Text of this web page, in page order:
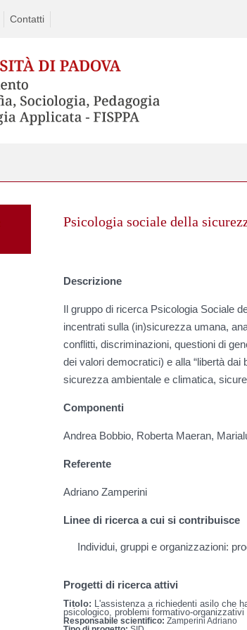
Contatti
Psicologia sociale della
Descrizione
Il gruppo di ricerca Psicologia Sociale
incentrati sulla (in)sicurezza umana,
conflitti, discriminazioni, questioni di
dei valori democratici) e alla “libertà
sicurezza ambientale e climatica,
Componenti
Andrea Bobbio, Roberta Maeran,
Referente
Adriano Zamperini
Linee di ricerca a cui si contribuisce
Individui, gruppi e organizzazioni:
Progetti di ricerca attivi
Titolo: L'assistenza a richiedenti asilo che
psicologico, problemi formativo-
Responsabile scientifico: Zamperini Adriano